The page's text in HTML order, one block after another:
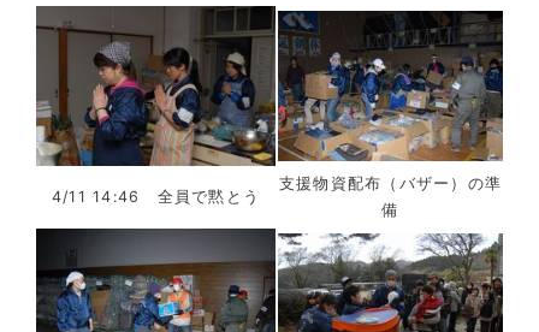
4/11 14:46 全員で黙とう
支援物資配布（バザー）の準
備